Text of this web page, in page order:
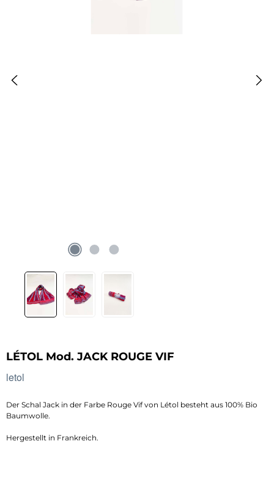
LÉTOL Mod. JACK ROUGE VIF
letol
Der Schal Jack in der Farbe Rouge Vif von Létol besteht aus 100% Bio
Baumwolle.
Hergestellt in Frankreich.